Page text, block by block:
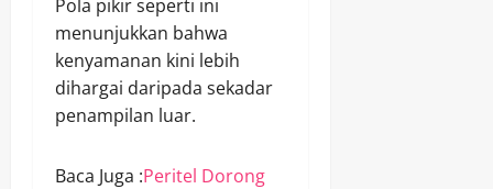
Pola pikir seperti ini
menunjukkan bahwa
kenyamanan kini lebih
dihargai daripada sekadar
penampilan luar.
Baca Juga :Peritel Dorong